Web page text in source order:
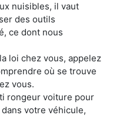
nuisibles, il vaut
des outils
ce dont nous
loi chez vous, appelez
où se trouve
vous.
rongeur voiture pour
votre véhicule,